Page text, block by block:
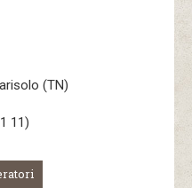
(TN)
11)